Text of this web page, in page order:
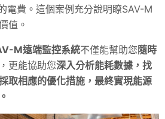
電費。這個案例充分說明瞭SAV-M
值。
M遠端監控系統不僅能幫助您隨時
，更能協助您深入分析能耗數據，找
取相應的優化措施，最終實現能源